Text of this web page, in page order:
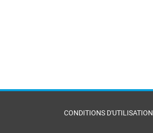
CONDITIONS D'UTILISATION